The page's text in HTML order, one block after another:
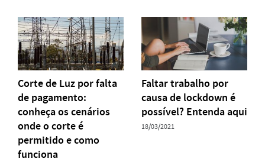
Corte de Luz por falta
de pagamento:
conheça os cenários
onde o corte é
permitido e como
funciona
Faltar trabalho por
causa de lockdown é
possível? Entenda aqui
18/03/2021